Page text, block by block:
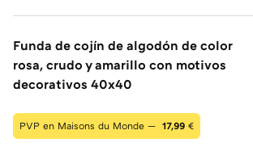
Funda de cojín de algodón de color
rosa, crudo y amarillo con motivos
decorativos 40x40
PVP en Maisons du Monde — 17,99 €